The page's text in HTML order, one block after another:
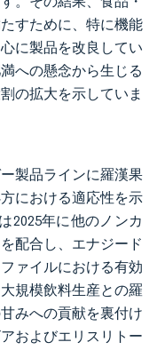
すために、特に機能
に製品を改良してい
への懸念から生じる
の拡大を示していま
製品ラインに羅漢果
における適応性を示
2025年に他のノンカ
配合し、エナジード
ァイルにおける有効
規模飲料生産との羅
みへの貢献を裏付け
およびエリスリトー